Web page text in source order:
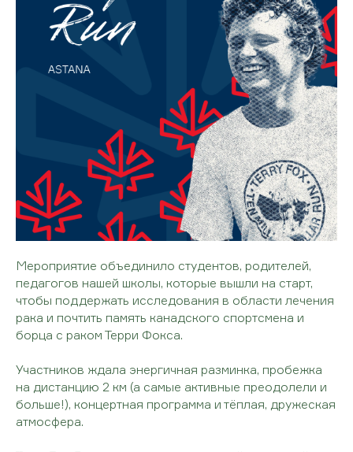
Мероприятие объединило студентов, родителей,
педагогов нашей школы, которые вышли на старт,
чтобы поддержать исследования в области лечения
рака и почтить память канадского спортсмена и
борца с раком Терри Фокса.
Участников ждала энергичная разминка, пробежка
на дистанцию 2 км (а самые активные преодолели и
больше!), концертная программа и тёплая, дружеская
атмосфера.